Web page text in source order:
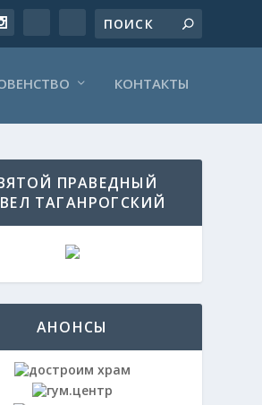
КОНТАКТЫ
ПРАВЕДНЫЙ
ТАГАНРОГСКИЙ
АНОНСЫ